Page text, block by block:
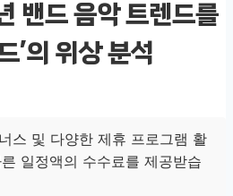
밴드 음악 트렌드를
’의 위상 분석
스 및 다양한 제휴 프로그램 활
일정액의 수수료를 제공받습